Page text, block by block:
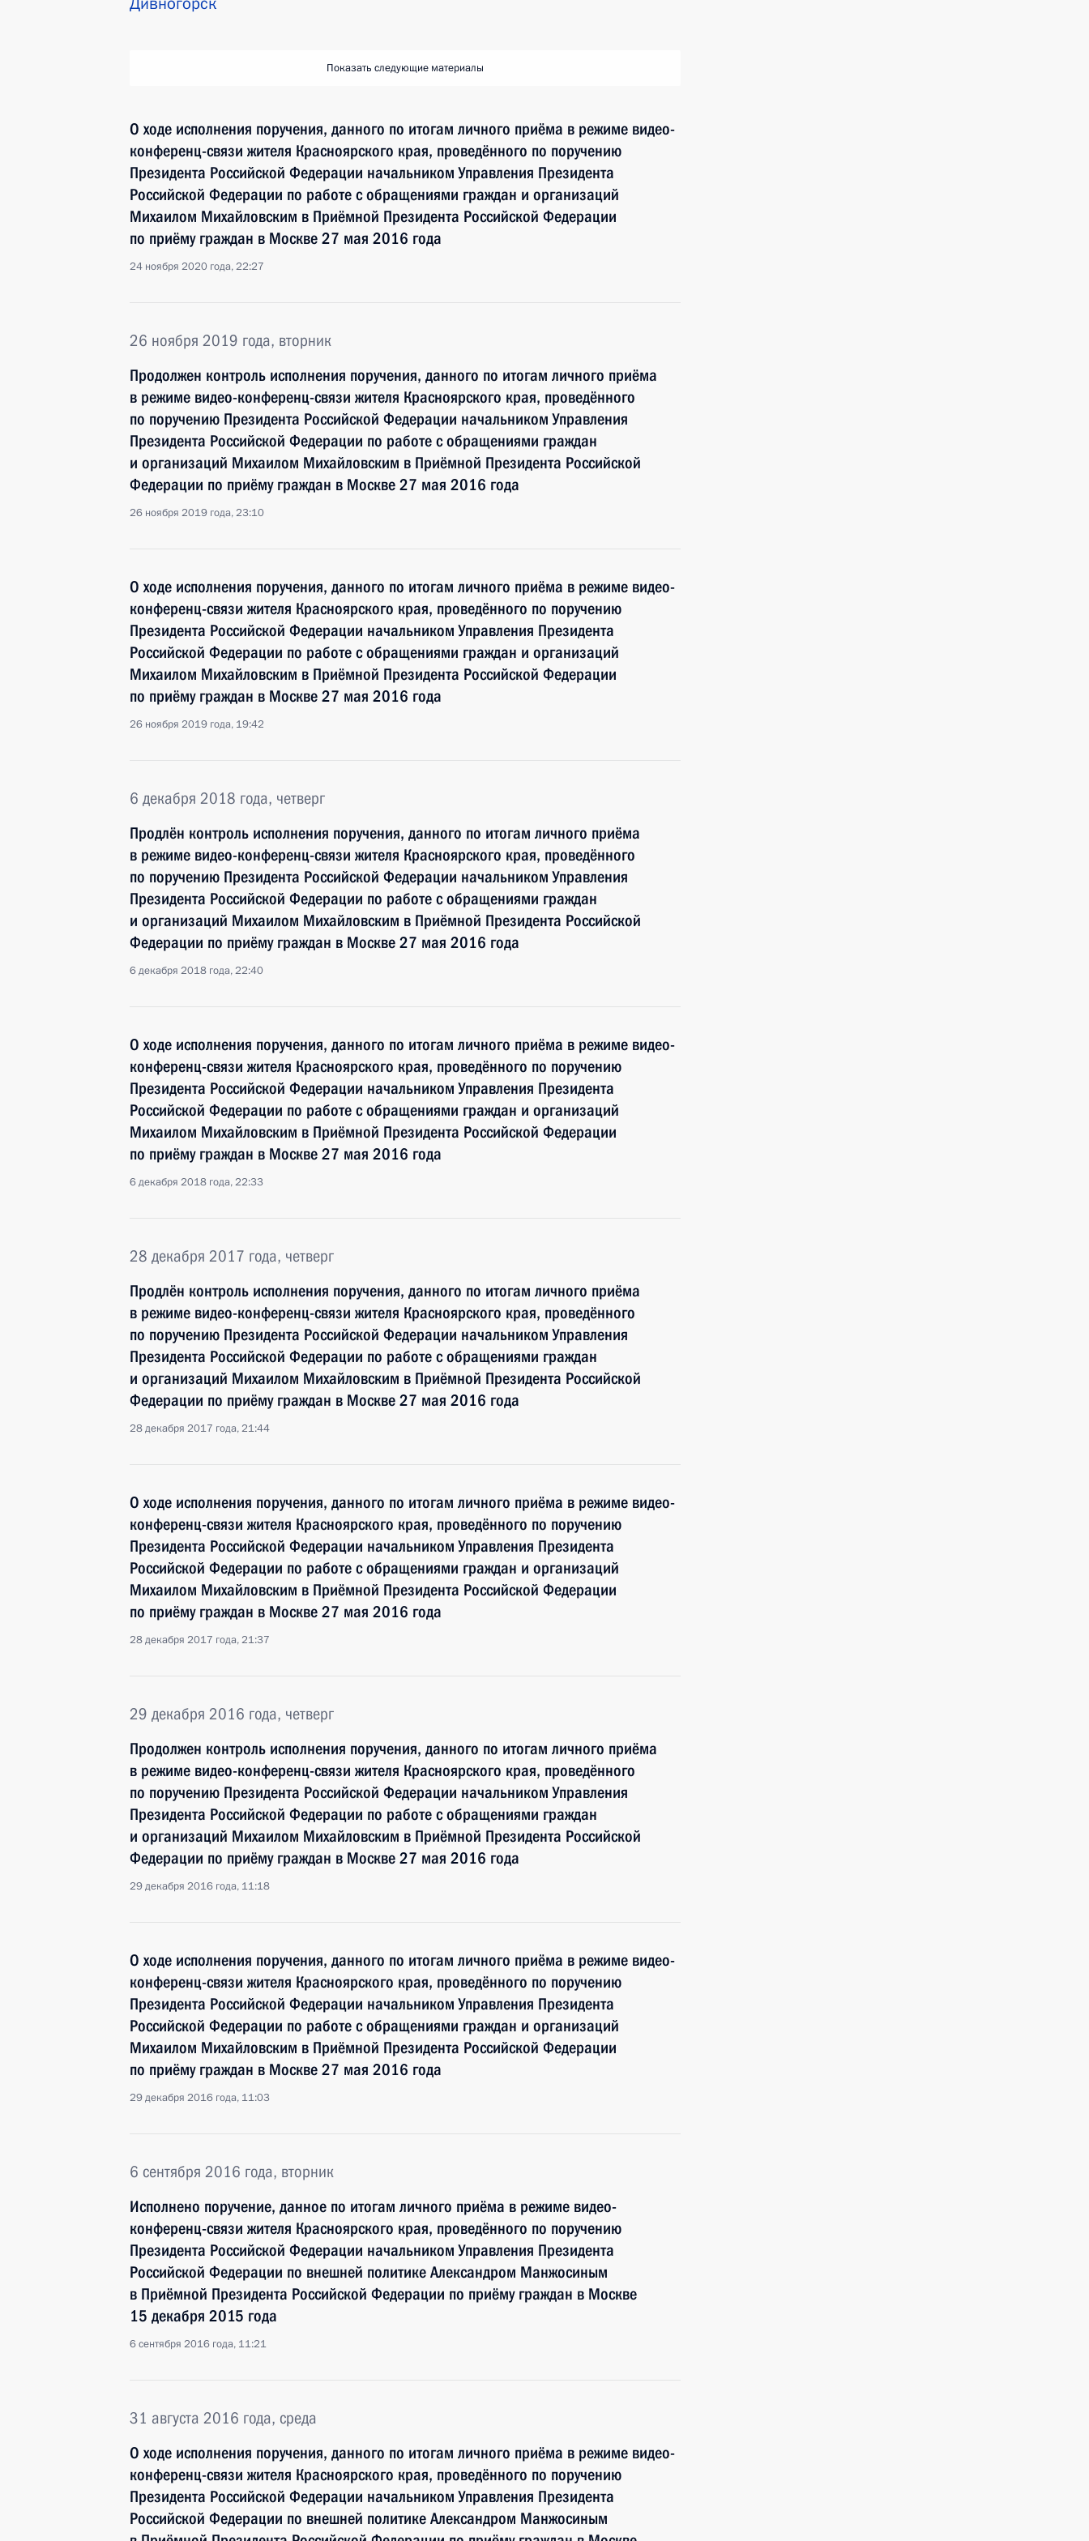
Показать следующие материалы
О ходе исполнения поручения, данного по итогам личного приёма в режиме видео-
конференц-связи жителя Красноярского края, проведённого по поручению
Президента Российской Федерации начальником Управления Президента
Российской Федерации по работе с обращениями граждан и организаций
Михаилом Михайловским в Приёмной Президента Российской Федерации
по приёму граждан в Москве 27 мая 2016 года
24 ноября 2020 года, 22:27
26 ноября 2019 года, вторник
Продолжен контроль исполнения поручения, данного по итогам личного приёма
в режиме видео-конференц-связи жителя Красноярского края, проведённого
по поручению Президента Российской Федерации начальником Управления
Президента Российской Федерации по работе с обращениями граждан
и организаций Михаилом Михайловским в Приёмной Президента Российской
Федерации по приёму граждан в Москве 27 мая 2016 года
26 ноября 2019 года, 23:10
О ходе исполнения поручения, данного по итогам личного приёма в режиме видео-
конференц-связи жителя Красноярского края, проведённого по поручению
Президента Российской Федерации начальником Управления Президента
Российской Федерации по работе с обращениями граждан и организаций
Михаилом Михайловским в Приёмной Президента Российской Федерации
по приёму граждан в Москве 27 мая 2016 года
26 ноября 2019 года, 19:42
6 декабря 2018 года, четверг
Продлён контроль исполнения поручения, данного по итогам личного приёма
в режиме видео-конференц-связи жителя Красноярского края, проведённого
по поручению Президента Российской Федерации начальником Управления
Президента Российской Федерации по работе с обращениями граждан
и организаций Михаилом Михайловским в Приёмной Президента Российской
Федерации по приёму граждан в Москве 27 мая 2016 года
6 декабря 2018 года, 22:40
О ходе исполнения поручения, данного по итогам личного приёма в режиме видео-
конференц-связи жителя Красноярского края, проведённого по поручению
Президента Российской Федерации начальником Управления Президента
Российской Федерации по работе с обращениями граждан и организаций
Михаилом Михайловским в Приёмной Президента Российской Федерации
по приёму граждан в Москве 27 мая 2016 года
6 декабря 2018 года, 22:33
28 декабря 2017 года, четверг
Продлён контроль исполнения поручения, данного по итогам личного приёма
в режиме видео-конференц-связи жителя Красноярского края, проведённого
по поручению Президента Российской Федерации начальником Управления
Президента Российской Федерации по работе с обращениями граждан
и организаций Михаилом Михайловским в Приёмной Президента Российской
Федерации по приёму граждан в Москве 27 мая 2016 года
28 декабря 2017 года, 21:44
О ходе исполнения поручения, данного по итогам личного приёма в режиме видео-
конференц-связи жителя Красноярского края, проведённого по поручению
Президента Российской Федерации начальником Управления Президента
Российской Федерации по работе с обращениями граждан и организаций
Михаилом Михайловским в Приёмной Президента Российской Федерации
по приёму граждан в Москве 27 мая 2016 года
28 декабря 2017 года, 21:37
29 декабря 2016 года, четверг
Продолжен контроль исполнения поручения, данного по итогам личного приёма
в режиме видео-конференц-связи жителя Красноярского края, проведённого
по поручению Президента Российской Федерации начальником Управления
Президента Российской Федерации по работе с обращениями граждан
и организаций Михаилом Михайловским в Приёмной Президента Российской
Федерации по приёму граждан в Москве 27 мая 2016 года
29 декабря 2016 года, 11:18
О ходе исполнения поручения, данного по итогам личного приёма в режиме видео-
конференц-связи жителя Красноярского края, проведённого по поручению
Президента Российской Федерации начальником Управления Президента
Российской Федерации по работе с обращениями граждан и организаций
Михаилом Михайловским в Приёмной Президента Российской Федерации
по приёму граждан в Москве 27 мая 2016 года
29 декабря 2016 года, 11:03
6 сентября 2016 года, вторник
Исполнено поручение, данное по итогам личного приёма в режиме видео-
конференц-связи жителя Красноярского края, проведённого по поручению
Президента Российской Федерации начальником Управления Президента
Российской Федерации по внешней политике Александром Манжосиным
в Приёмной Президента Российской Федерации по приёму граждан в Москве
15 декабря 2015 года
6 сентября 2016 года, 11:21
31 августа 2016 года, среда
О ходе исполнения поручения, данного по итогам личного приёма в режиме видео-
конференц-связи жителя Красноярского края, проведённого по поручению
Президента Российской Федерации начальником Управления Президента
Российской Федерации по внешней политике Александром Манжосиным